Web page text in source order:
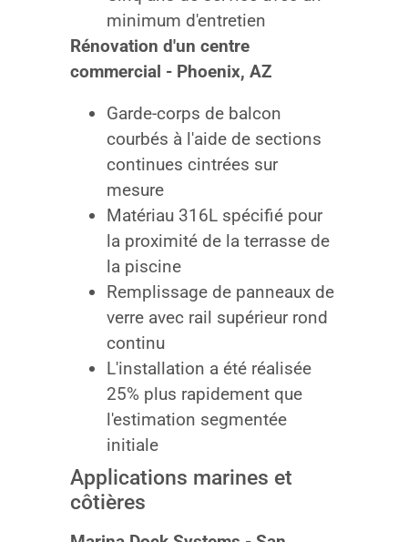
minimum d'entretien
Rénovation d'un centre
commercial - Phoenix, AZ
Garde-corps de balcon
courbés à l'aide de sections
continues cintrées sur
mesure
Matériau 316L spécifié pour
la proximité de la terrasse de
la piscine
Remplissage de panneaux de
verre avec rail supérieur rond
continu
L'installation a été réalisée
25% plus rapidement que
l'estimation segmentée
initiale
Applications marines et
côtières